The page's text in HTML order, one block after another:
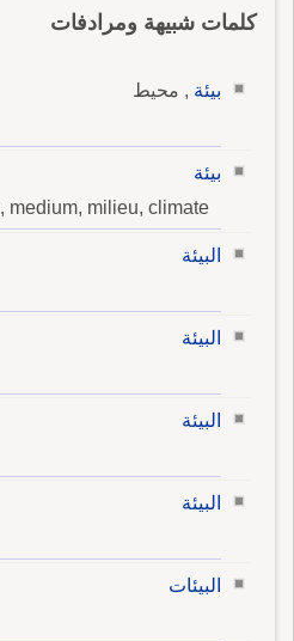
كلمات شبيهة ومرادفات
بيئة , محيط
بيئة
medium, milieu, climate
البيئة
البيئة
البيئة
البيئة
البيئات